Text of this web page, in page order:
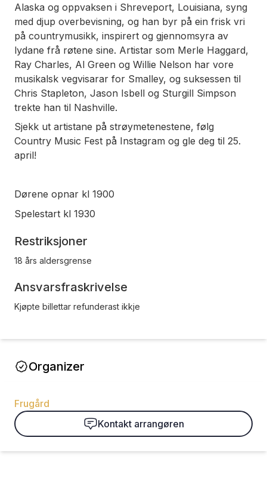
Alaska og oppvaksen i Shreveport, Louisiana, syng
med djup overbevisning, og han byr på ein frisk vri
på countrymusikk, inspirert og gjennomsyra av
lydane frå røtene sine. Artistar som Merle Haggard,
Ray Charles, Al Green og Willie Nelson har vore
musikalsk vegvisarar for Smalley, og suksessen til
Chris Stapleton, Jason Isbell og Sturgill Simpson
trekte han til Nashville.
Sjekk ut artistane på strøymetenestene, følg
Country Music Fest på Instagram og gle deg til 25.
april!
Dørene opnar kl 1900
Spelestart kl 1930
Restriksjoner
18 års aldersgrense
Ansvarsfraskrivelse
Kjøpte billettar refunderast ikkje
Organizer
Frugård
Kontakt arrangøren